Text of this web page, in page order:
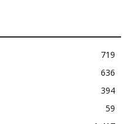
719
636
394
59